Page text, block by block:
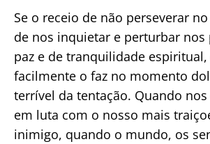
Se o receio de não perseverar
de nos inquietar e perturbar nos
paz e de tranquilidade
facilmente o faz no momento
terrível da tentação. Quando
em luta com o nosso mais
inimigo, quando o mundo, os